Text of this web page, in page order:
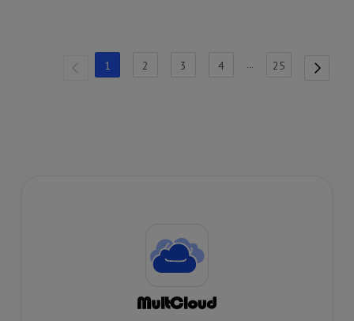
1 2 3 4 … 25